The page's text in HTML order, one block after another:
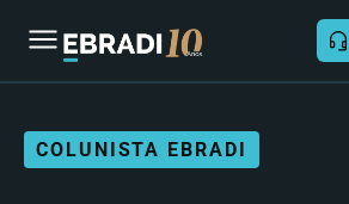
COLUNISTA EBRADI